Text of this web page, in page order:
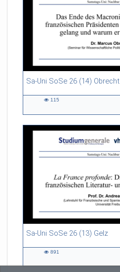
Sa-Uni SoSe 26 (14) Obrecht
46:53 duration
115
Sa-Uni SoSe 26 (13) Gelz
55:13 duration
891